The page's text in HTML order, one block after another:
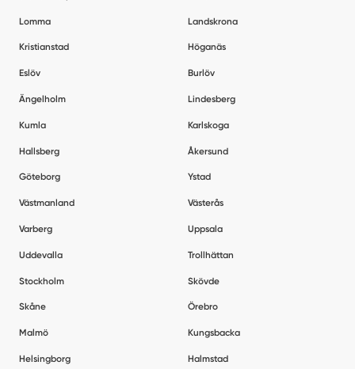
Lomma Landskrona
Kristianstad Höganäs
Eslöv Burlöv
Ängelholm Lindesberg
Kumla Karlskoga
Hallsberg Åkersund
Göteborg Ystad
Västmanland Västerås
Varberg Uppsala
Uddevalla Trollhättan
Stockholm Skövde
Skåne Örebro
Malmö Kungsbacka
Helsingborg Halmstad